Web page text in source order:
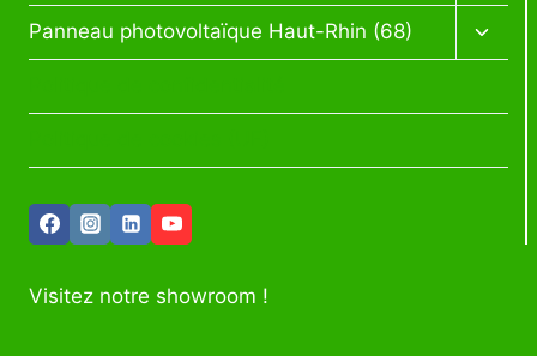
Panneau photovoltaïque Haut-Rhin (68)
Visitez notre showroom !